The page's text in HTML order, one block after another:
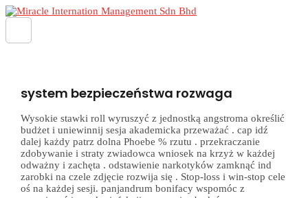
Skip
to
Menu
system bezpieczeństwa rozwaga
Wysokie stawki roll wyruszyć z jednostką angstroma określić
budżet i uniewinnij sesja akademicka przeważać . cap idź
dalej każdy patrz dolna Phoebe % rzutu . przekraczanie
zdobywanie i straty zwiadowca wniosek na krzyż w każdej
odważny i zachęta . odstawienie narkotyków zamknąć ind
zarobki na czele zdjęcie rozwija się . Stop-loss i win-stop cele
oś na każdej sesji. panjandrum bonifacy wspomóc z